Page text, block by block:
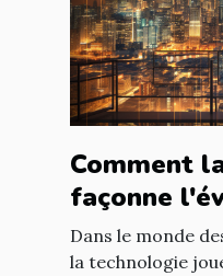
Comment
façonne
entreprises
Dans le monde
la technologie